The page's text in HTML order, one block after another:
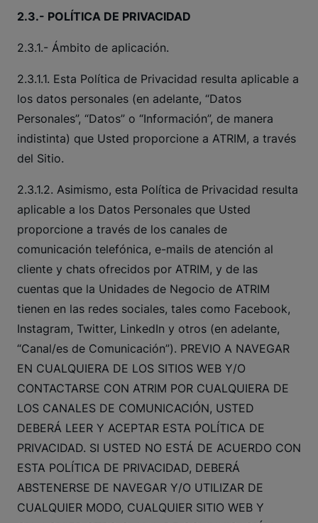
2.3.- POLÍTICA DE PRIVACIDAD
2.3.1.- Ámbito de aplicación.
2.3.1.1. Esta Política de Privacidad resulta aplicable a
los datos personales (en adelante, “Datos
Personales”, “Datos” o “Información”, de manera
indistinta) que Usted proporcione a ATRIM, a través
del Sitio.
2.3.1.2. Asimismo, esta Política de Privacidad resulta
aplicable a los Datos Personales que Usted
proporcione a través de los canales de
comunicación telefónica, e-mails de atención al
cliente y chats ofrecidos por ATRIM, y de las
cuentas que la Unidades de Negocio de ATRIM
tienen en las redes sociales, tales como Facebook,
Instagram, Twitter, LinkedIn y otros (en adelante,
“Canal/es de Comunicación”). PREVIO A NAVEGAR
EN CUALQUIERA DE LOS SITIOS WEB Y/O
CONTACTARSE CON ATRIM POR CUALQUIERA DE
LOS CANALES DE COMUNICACIÓN, USTED
DEBERÁ LEER Y ACEPTAR ESTA POLÍTICA DE
PRIVACIDAD. SI USTED NO ESTÁ DE ACUERDO CON
ESTA POLÍTICA DE PRIVACIDAD, DEBERÁ
ABSTENERSE DE NAVEGAR Y/O UTILIZAR DE
CUALQUIER MODO, CUALQUIER SITIO WEB Y